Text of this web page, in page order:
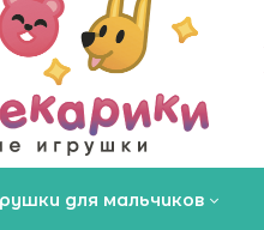
для мальчиков